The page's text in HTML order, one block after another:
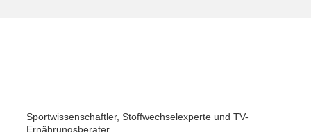
Sportwissenschaftler, Stoffwechselexperte und TV-
Ernährungsberater